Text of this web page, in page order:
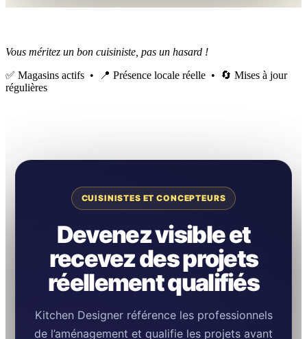
Vous méritez un bon cuisiniste, pas un hasard !
✅ Magasins actifs • 📍 Présence locale réelle • 🔄 Mises à jour
régulières
CUISINISTES ET CONCEPTEURS
Devenez visible et
recevez des projets
réellement qualifiés
Kitchen Designer référence les professionnels
de l’aménagement et qualifie les projets avant